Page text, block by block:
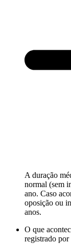
A duração
normal (sem
ano. Caso
oposição ou
anos.
O que
registrado por